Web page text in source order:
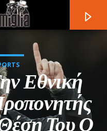
Εθνική
Του Ο